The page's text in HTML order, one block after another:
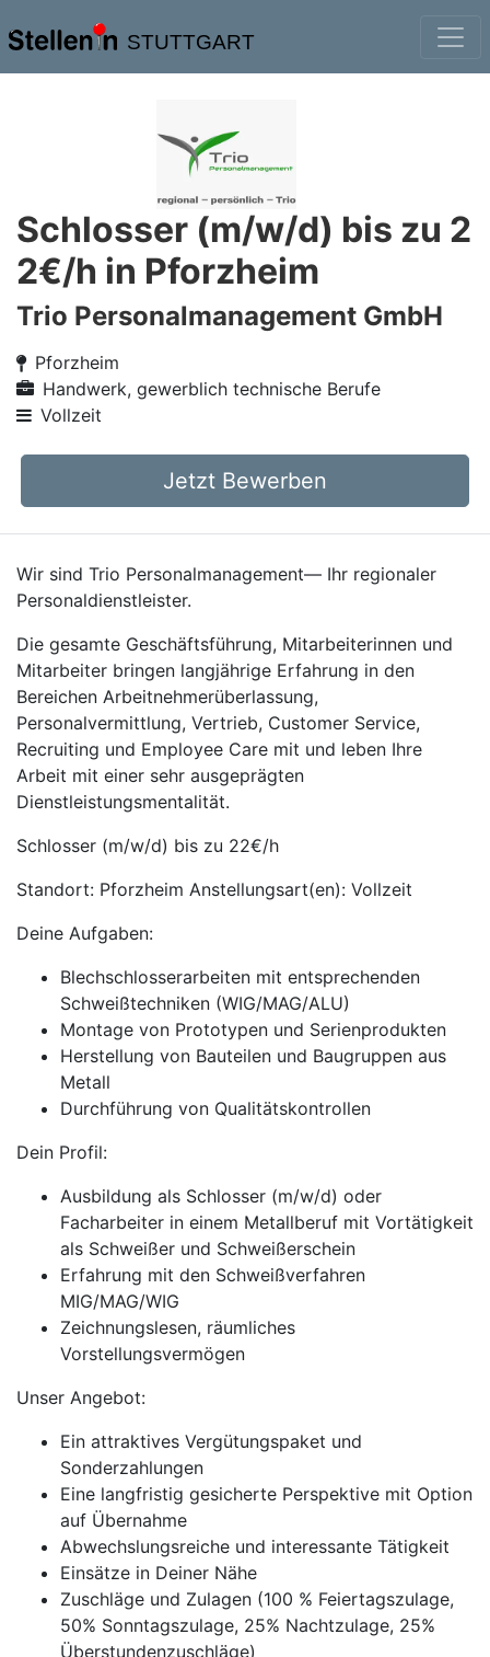
STUTTGART
Schlosser (m/w/d) bis zu 2
2€/h in Pforzheim
Trio Personalmanagement GmbH
Pforzheim
Handwerk, gewerblich technische Berufe
Vollzeit
Jetzt Bewerben
Wir sind Trio Personalmanagement— Ihr regionaler
Personaldienstleister.
Die gesamte Geschäftsführung, Mitarbeiterinnen und
Mitarbeiter bringen langjährige Erfahrung in den
Bereichen Arbeitnehmerüberlassung,
Personalvermittlung, Vertrieb, Customer Service,
Recruiting und Employee Care mit und leben Ihre
Arbeit mit einer sehr ausgeprägten
Dienstleistungsmentalität.
Schlosser (m/w/d) bis zu 22€/h
Standort: Pforzheim Anstellungsart(en): Vollzeit
Deine Aufgaben:
Blechschlosserarbeiten mit entsprechenden
Schweißtechniken (WIG/MAG/ALU)
Montage von Prototypen und Serienprodukten
Herstellung von Bauteilen und Baugruppen aus
Metall
Durchführung von Qualitätskontrollen
Dein Profil:
Ausbildung als Schlosser (m/w/d) oder
Facharbeiter in einem Metallberuf mit Vortätigkeit
als Schweißer und Schweißerschein
Erfahrung mit den Schweißverfahren
MIG/MAG/WIG
Zeichnungslesen, räumliches
Vorstellungsvermögen
Unser Angebot:
Ein attraktives Vergütungspaket und
Sonderzahlungen
Eine langfristig gesicherte Perspektive mit Option
auf Übernahme
Abwechslungsreiche und interessante Tätigkeit
Einsätze in Deiner Nähe
Zuschläge und Zulagen (100 % Feiertagszulage,
50% Sonntagszulage, 25% Nachtzulage, 25%
Überstundenzuschläge)